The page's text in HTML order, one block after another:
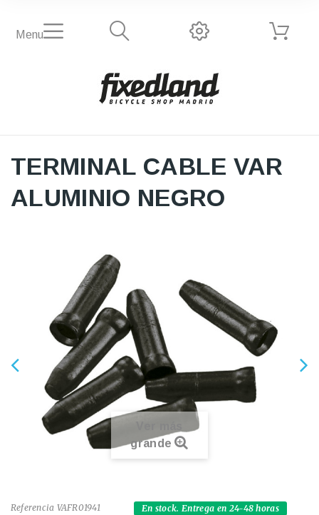
Menu
TERMINAL CABLE VAR
ALUMINIO NEGRO
grande
Referencia VAFR01941
En stock. Entrega en 24-48 horas